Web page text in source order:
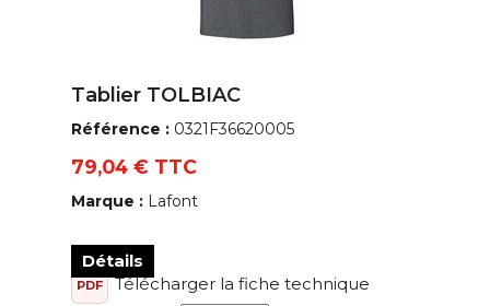
Tablier TOLBIAC
Référence : 0321F36620005
79,04 € TTC
Marque : Lafont
Détails
PDF
Télécharger la fiche technique